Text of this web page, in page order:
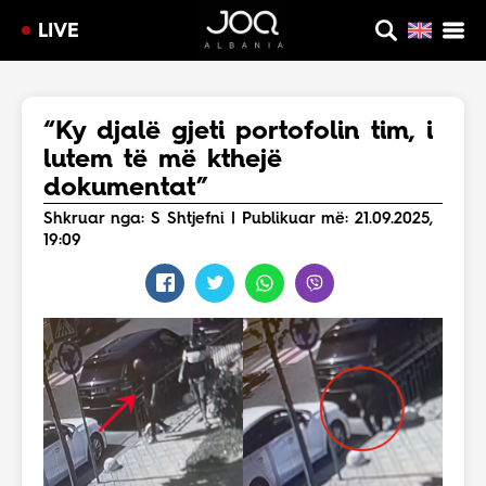
LIVE
“Ky djalë gjeti portofolin tim, i
lutem të më kthejë
dokumentat”
Shkruar nga: S Shtjefni | Publikuar më: 21.09.2025,
19:09